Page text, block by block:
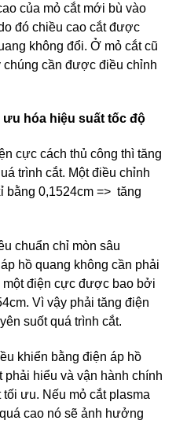
của mỏ cắt mới bù vào
đó chiều cao cắt được
không đổi. Ở mỏ cắt cũ
chúng cần được điều chỉnh
hóa hiệu suất tốc độ
cực cách thủ công thì tăng
trình cắt. Một điều chỉnh
bằng 0,1524cm => tăng
chuẩn chỉ mòn sâu
hồ quang không cần phải
điện cực được bao bởi
Vì vậy phải tăng điện
suốt quá trình cắt.
khiển bằng điện áp hồ
hiểu và vận hành chính
ưu. Nếu mỏ cắt plasma
cao nó sẽ ảnh hưởng